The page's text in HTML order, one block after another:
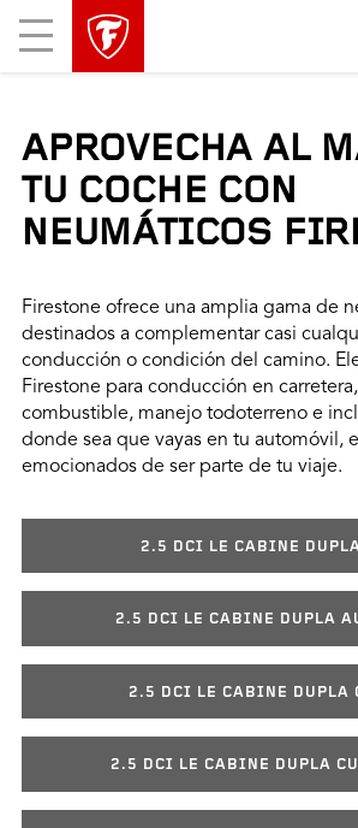
Mobile
Menu
APROVECHA AL
TU COCHE CON
NEUMÁTICOS
Firestone ofrece una amplia gama de
destinados a complementar casi
conducción o condición del camino.
Firestone para conducción en
combustible, manejo todoterreno e
donde sea que vayas en tu automóvil,
emocionados de ser parte de tu viaje.
2.5 DCI LE CABINE
2.5 DCI LE CABINE DUPLA
2.5 DCI LE CABINE DUPLA
2.5 DCI LE CABINE DUPLA